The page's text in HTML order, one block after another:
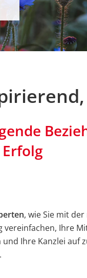
, wie Sie mit
vereinfachen, Ihre
Ihre Kanzlei auf